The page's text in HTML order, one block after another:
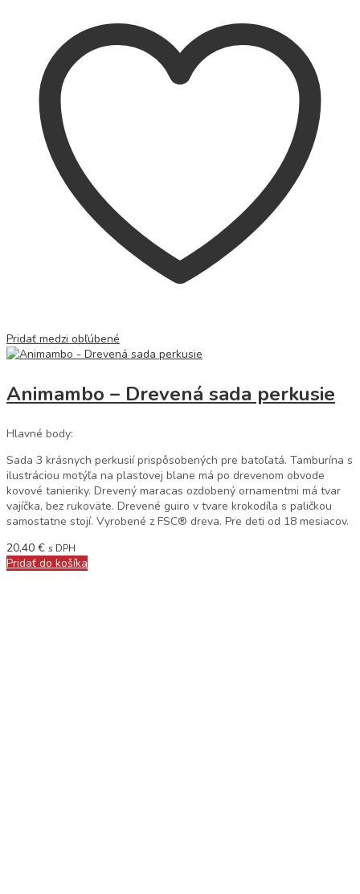
Pridať medzi obľúbené
Animambo – Drevená sada perkusie
Hlavné body:
Sada 3 krásnych perkusií prispôsobených pre batoľatá. Tamburína s
ilustráciou motýľa na plastovej blane má po drevenom obvode
kovové tanieriky. Drevený maracas ozdobený ornamentmi má tvar
vajíčka, bez rukoväte. Drevené guiro v tvare krokodíla s paličkou
samostatne stojí. Vyrobené z FSC® dreva. Pre deti od 18 mesiacov.
20,40 € s DPH
Pridať do košíka